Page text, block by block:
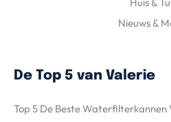
Nieuws &
De Top 5 van Valerie
Top 5 De Beste Waterfilterkannen